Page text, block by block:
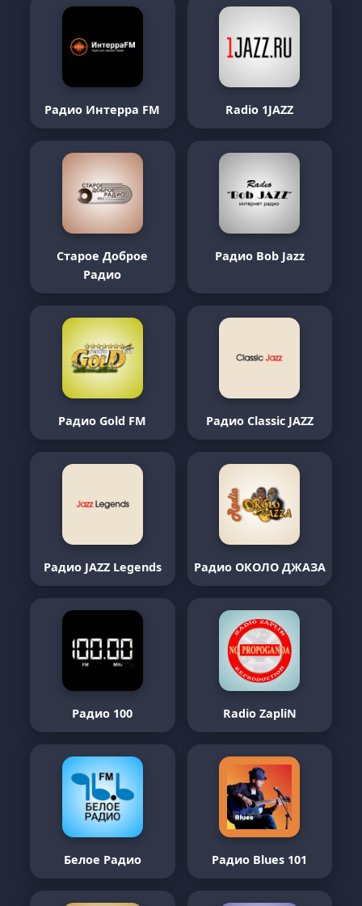
Радио Интерра FM Radio 1JAZZ
Старое Доброе
Радио
Радио Bob Jazz
Радио Gold FM Радио Classic JAZZ
Радио JAZZ Legends Радио ОКОЛО ДЖАЗА
Радио 100 Radio ZapliN
Белое Радио Радио Blues 101